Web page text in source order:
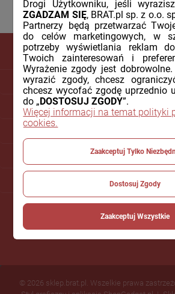
DLA KLIENTA
PŁATNOŚCI I
O NAS
POMOC
© 2026 sklep.brat.pl. Wszelkie prawa
Drogi Użytkowniku, jeśli
ZGADZAM SIĘ, BRAT.pl sp. z o.o.
Partnerzy będą przetwarzać
do celów marketingowych, w
potrzeby wyświetlania reklam
Twoich zainteresowań i
Wyrażenie zgody jest
wyrazić zgody, chcesz
chcesz wycofać zgodę uprzednio
do „ DOSTOSUJ ZGODY”.
Więcej informacji na temat polityki
cookies.
Zaakceptuj Tylko
Dostosuj Zgody
Zaakceptuj Wszystkie